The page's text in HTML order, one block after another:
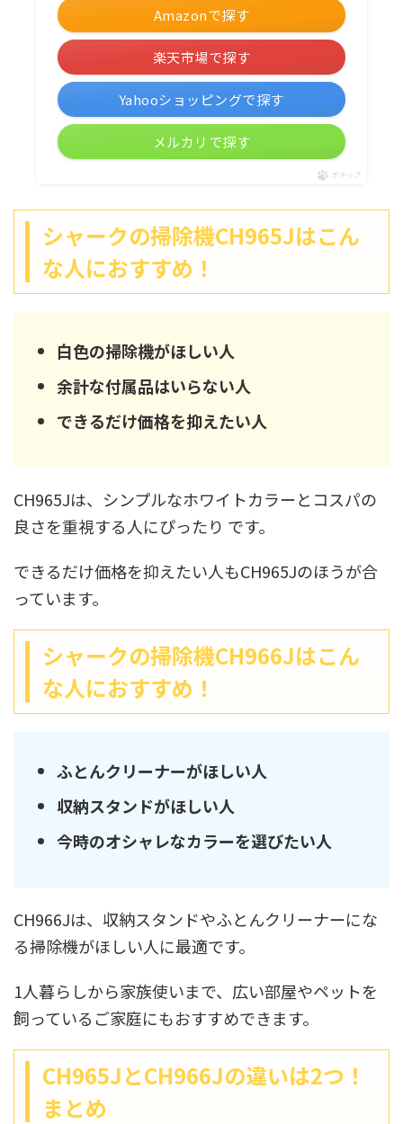
Amazonで探す
楽天市場で探す
Yahooショッピングで探す
メルカリで探す
ポチップ
シャークの掃除機CH965Jはこん
な人におすすめ！
白色の掃除機がほしい人
余計な付属品はいらない人
できるだけ価格を抑えたい人
CH965Jは、シンプルなホワイトカラーとコスパの
良さを重視する人にぴったり です。
できるだけ価格を抑えたい人もCH965Jのほうが合
っています。
シャークの掃除機CH966Jはこん
な人におすすめ！
ふとんクリーナーがほしい人
収納スタンドがほしい人
今時のオシャレなカラーを選びたい人
CH966Jは、収納スタンドやふとんクリーナーにな
る掃除機がほしい人に最適です。
1人暮らしから家族使いまで、広い部屋やペットを
飼っているご家庭にもおすすめできます。
CH965JとCH966Jの違いは2つ！
まとめ